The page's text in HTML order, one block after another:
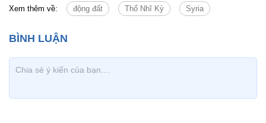
Xem thêm về: động đất Thổ Nhĩ Kỳ Syria